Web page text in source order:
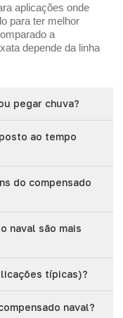
aplicações onde
para ter melhor
a
depende da linha
pegar chuva?
ao tempo
do compensado
naval são mais
típicas)?
naval?